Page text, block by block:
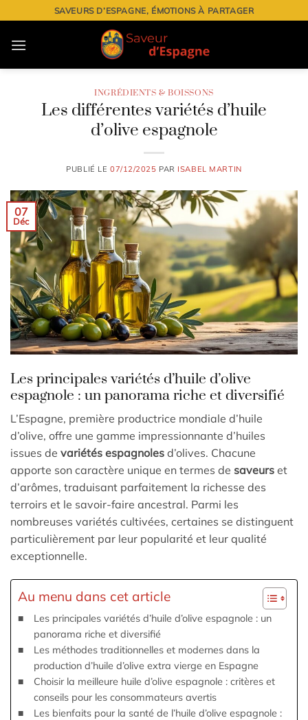
au
contenu
SAVEURS D’ESPAGNE, ÉMOTIONS À PARTAGER
INGRÉDIENTS & BOISSONS
Les différentes variétés d’huile
d’olive espagnole
PUBLIÉ LE 07/12/2025 PAR ISABEL MARTIN
07
Déc
Les principales variétés d’huile d’olive
espagnole : un panorama riche et diversifié
L’Espagne, première productrice mondiale d’huile
d’olive, offre une gamme impressionnante d’huiles
issues de variétés espagnoles d’olives. Chacune
apporte son caractère unique en termes de saveurs et
d’arômes, traduisant parfaitement la richesse des
terroirs et le savoir-faire ancestral. Parmi les
nombreuses variétés cultivées, certaines se distinguent
particulièrement par leur popularité et leur qualité
exceptionnelle.
Au menu dans cet article
Les principales variétés d’huile d’olive espagnole : un
panorama riche et diversifié
Les méthodes traditionnelles et modernes dans la
production d’huile d’olive extra vierge en Espagne
Choisir la meilleure huile d’olive espagnole : critères et
conseils pour les consommateurs avertis
Les bienfaits pour la santé de l’huile d’olive espagnole :